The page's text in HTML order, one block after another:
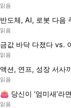
읽음
반도체, AI, 로봇 다음
읽음
금값 바닥 다졌다 vs.
읽음
액션, 연프, 성장 서사
읽음
👛 당신이 ‘엄미새’라
읽음